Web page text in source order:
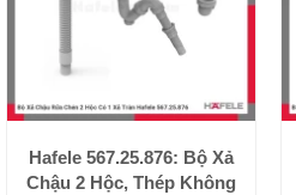
Hafele 567.25.876: Bộ Xả
Chậu 2 Hộc, Thép Không